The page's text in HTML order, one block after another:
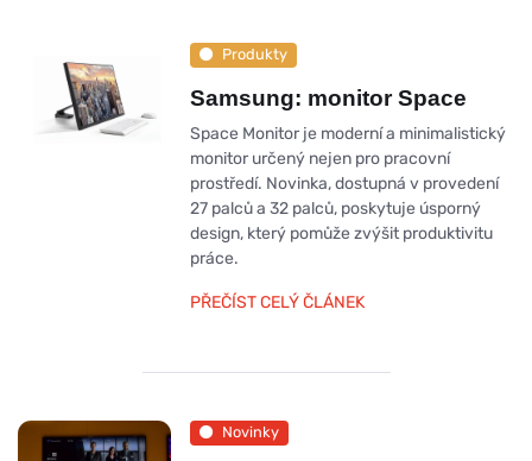
Produkty
Samsung: monitor Space
Space Monitor je moderní a minimalistický
monitor určený nejen pro pracovní
prostředí. Novinka, dostupná v provedení
27 palců a 32 palců, poskytuje úsporný
design, který pomůže zvýšit produktivitu
práce.
PŘEČÍST CELÝ ČLÁNEK
Novinky